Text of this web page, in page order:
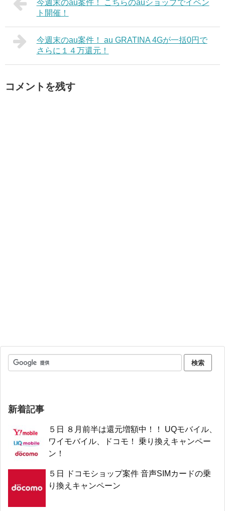
今週末のau案件！ こちらのauショップでイベン
ト開催！
今週末のau案件！ au GRATINA 4Gが一括0円で
さらに１４万還元！
コメントを残す
新着記事
５日 ８月前半は還元増額中！！ UQモバイル、
ワイモバイル、ドコモ！ 乗り換えキャンペー
ン！
５日 ドコモショップ案件 音声SIMカードの乗
り換えキャンペーン